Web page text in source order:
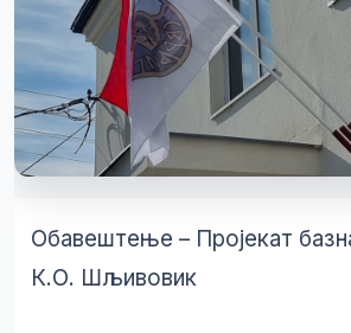
Обавештење – Пројекат
К.О. Шљивовик